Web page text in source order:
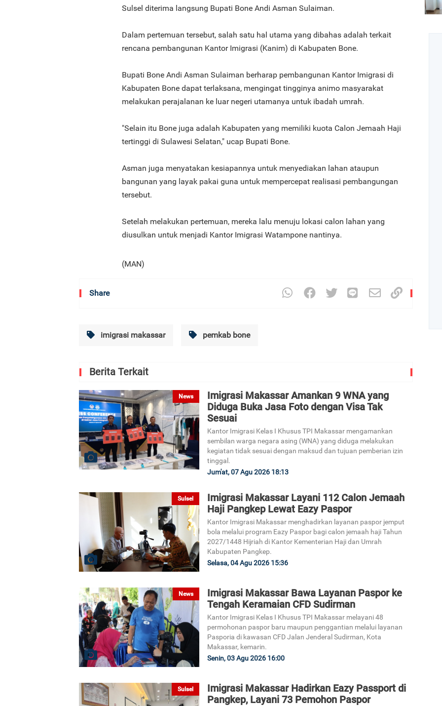
Sulsel diterima langsung Bupati Bone Andi Asman Sulaiman.
Dalam pertemuan tersebut, salah satu hal utama yang dibahas adalah terkait
rencana pembangunan Kantor Imigrasi (Kanim) di Kabupaten Bone.
Bupati Bone Andi Asman Sulaiman berharap pembangunan Kantor Imigrasi di
Kabupaten Bone dapat terlaksana, mengingat tingginya animo masyarakat
melakukan perajalanan ke luar negeri utamanya untuk ibadah umrah.
"Selain itu Bone juga adalah Kabupaten yang memiliki kuota Calon Jemaah Haji
tertinggi di Sulawesi Selatan," ucap Bupati Bone.
Asman juga menyatakan kesiapannya untuk menyediakan lahan ataupun
bangunan yang layak pakai guna untuk mempercepat realisasi pembangungan
tersebut.
Setelah melakukan pertemuan, mereka lalu menuju lokasi calon lahan yang
diusulkan untuk menjadi Kantor Imigrasi Watampone nantinya.
(MAN)
Share
imigrasi makassar pemkab bone
Berita Terkait
News
Imigrasi Makassar Amankan 9 WNA yang
Diduga Buka Jasa Foto dengan Visa Tak
Sesuai
Kantor Imigrasi Kelas I Khusus TPI Makassar mengamankan
sembilan warga negara asing (WNA) yang diduga melakukan
kegiatan tidak sesuai dengan maksud dan tujuan pemberian izin
tinggal.
Jum'at, 07 Agu 2026 18:13
Sulsel
Imigrasi Makassar Layani 112 Calon Jemaah
Haji Pangkep Lewat Eazy Paspor
Kantor Imigrasi Makassar menghadirkan layanan paspor jemput
bola melalui program Eazy Paspor bagi calon jemaah haji Tahun
2027/1448 Hijriah di Kantor Kementerian Haji dan Umrah
Kabupaten Pangkep.
Selasa, 04 Agu 2026 15:36
News
Imigrasi Makassar Bawa Layanan Paspor ke
Tengah Keramaian CFD Sudirman
Kantor Imigrasi Kelas I Khusus TPI Makassar melayani 48
permohonan paspor baru maupun penggantian melalui layanan
Pasporia di kawasan CFD Jalan Jenderal Sudirman, Kota
Makassar, kemarin.
Senin, 03 Agu 2026 16:00
Sulsel
Imigrasi Makassar Hadirkan Eazy Passport di
Pangkep, Layani 73 Pemohon Paspor